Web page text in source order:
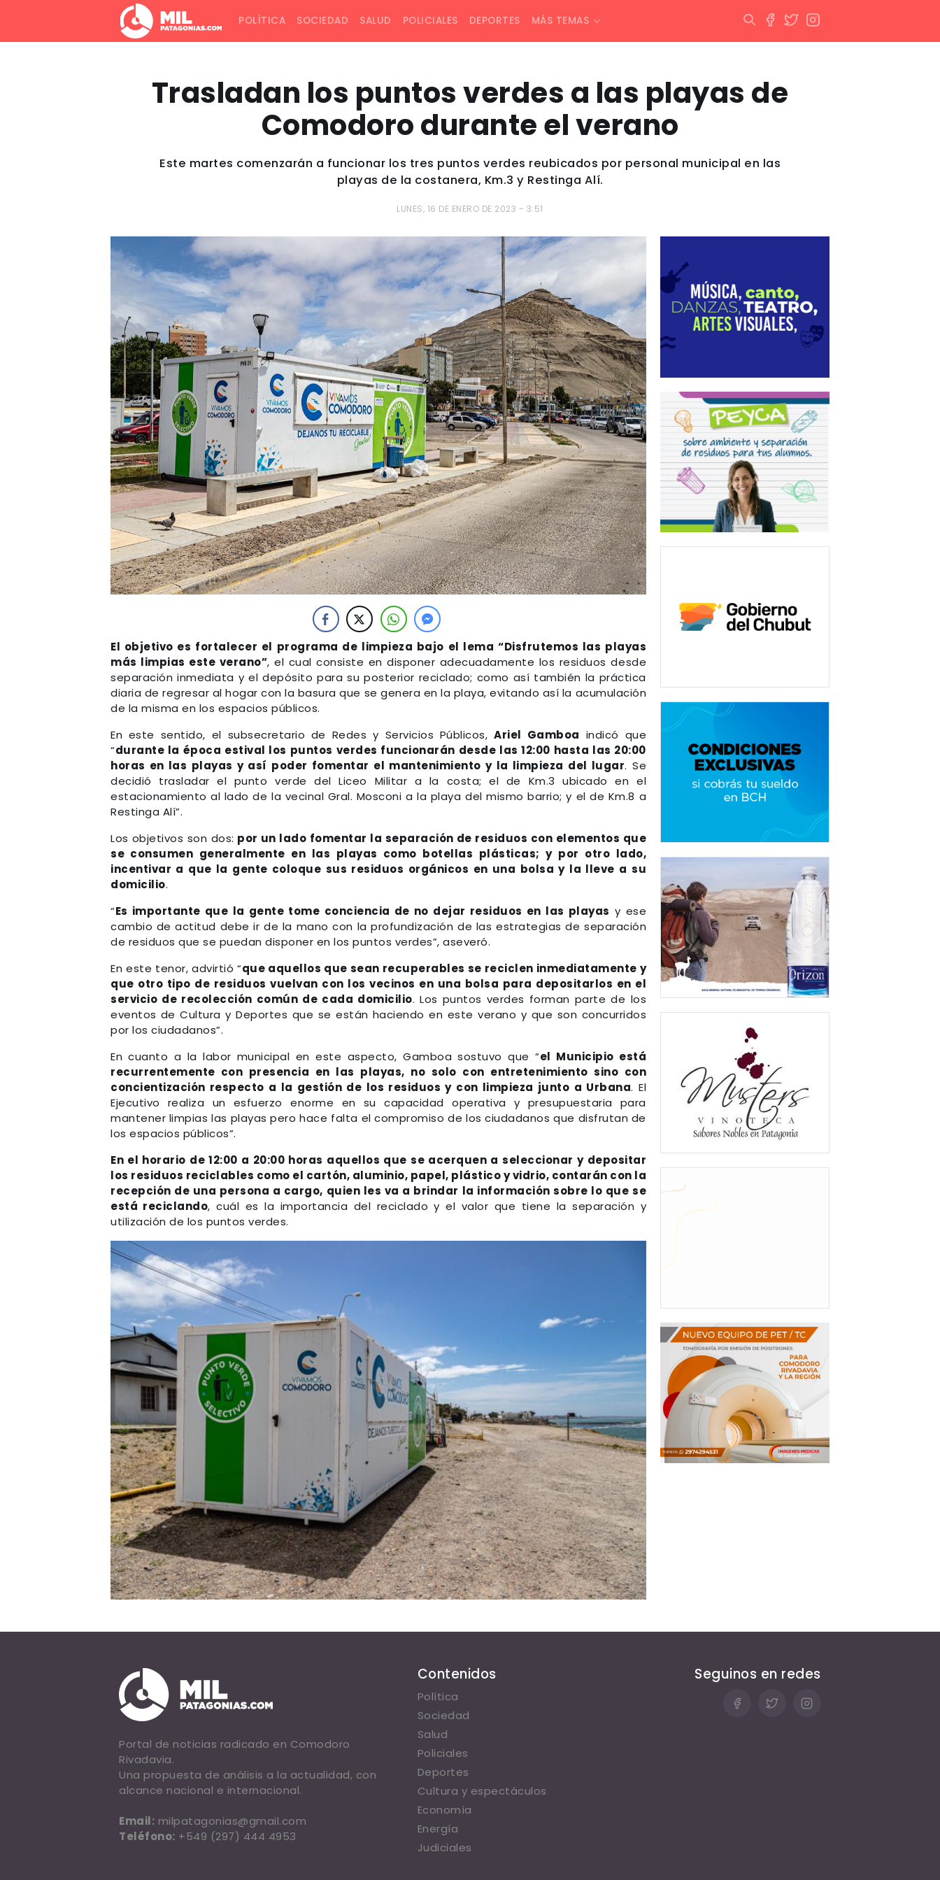
POLÍTICA SOCIEDAD SALUD POLICIALES DEPORTES MÁS TEMAS
Trasladan los puntos verdes a las playas de
Comodoro durante el verano
Este martes comenzarán a funcionar los tres puntos verdes reubicados por personal municipal en las
playas de la costanera, Km.3 y Restinga Alí.
LUNES, 16 DE ENERO DE 2023 - 3:51
El objetivo es fortalecer el programa de limpieza bajo el lema “Disfrutemos las playas
más limpias este verano”, el cual consiste en disponer adecuadamente los residuos desde
separación inmediata y el depósito para su posterior reciclado; como así también la práctica
diaria de regresar al hogar con la basura que se genera en la playa, evitando así la acumulación
de la misma en los espacios públicos.
En este sentido, el subsecretario de Redes y Servicios Públicos,Ariel Gamboa indicó que
“durante la época estival los puntos verdes funcionarán desde las 12:00 hasta las 20:00
horas en las playas y así poder fomentar el mantenimiento y la limpieza del lugar. Se
decidió trasladar el punto verde del Liceo Militar a la costa; el de Km.3 ubicado en el
estacionamiento al lado de la vecinal Gral. Mosconi a la playa del mismo barrio; y el de Km.8 a
Restinga Alí”.
Los objetivos son dos: por un lado fomentar la separación de residuos con elementos que
se consumen generalmente en las playas como botellas plásticas; y por otro lado,
incentivar a que la gente coloque sus residuos orgánicos en una bolsa y la lleve a su
domicilio.
“Es importante que la gente tome conciencia de no dejar residuos en las playas y ese
cambio de actitud debe ir de la mano con la profundización de las estrategias de separación
de residuos que se puedan disponer en los puntos verdes”, aseveró.
En este tenor, advirtió “que aquellos que sean recuperables se reciclen inmediatamente y
que otro tipo de residuos vuelvan con los vecinos en una bolsa para depositarlos en el
servicio de recolección común de cada domicilio. Los puntos verdes forman parte de los
eventos de Cultura y Deportes que se están haciendo en este verano y que son concurridos
por los ciudadanos”.
En cuanto a la labor municipal en este aspecto, Gamboa sostuvo que “el Municipio está
recurrentemente con presencia en las playas, no solo con entretenimiento sino con
concientización respecto a la gestión de los residuos y con limpieza junto a Urbana. El
Ejecutivo realiza un esfuerzo enorme en su capacidad operativa y presupuestaria para
mantener limpias las playas pero hace falta el compromiso de los ciudadanos que disfrutan de
los espacios públicos”.
En el horario de 12:00 a 20:00 horas aquellos que se acerquen a seleccionar y depositar
los residuos reciclables como el cartón, aluminio, papel, plástico y vidrio, contarán con la
recepción de una persona a cargo, quien les va a brindar la información sobre lo que se
está reciclando, cuál es la importancia del reciclado y el valor que tiene la separación y
utilización de los puntos verdes.
Portal de noticias radicado en Comodoro
Rivadavia.
Una propuesta de análisis a la actualidad, con
alcance nacional e internacional.
Email: milpatagonias@gmail.com
Teléfono: +549 (297) 444 4953
Contenidos
Política
Sociedad
Salud
Policiales
Deportes
Cultura y espectáculos
Economía
Energía
Judiciales
Seguinos en redes